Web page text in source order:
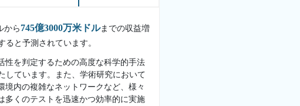
から745億3000万米ドルまでの収益増
ると予測されています。
性を判定するための高度な科学的手法
しています。また、学術研究において
内の複雑なネットワークなど、様々
多くのテストを迅速かつ効率的に実施